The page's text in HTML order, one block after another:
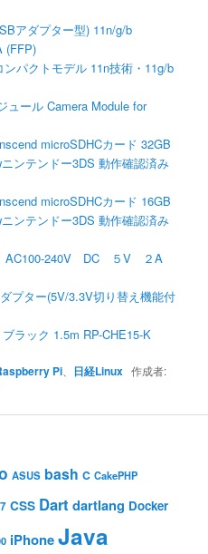
アダプター型) 11n/g/b
(FFP)
パクトモデル 11n技術・11g/b
ュール Camera Module for
microSDHCカード 32GB
ンテンドー3DS 動作確認済み
microSDHCカード 16GB
ンテンドー3DS 動作確認済み
AC100-240V DC ５V ２A
プター(5V/3.3V切り替え機能付
ラック 1.5m RP-CHE15-K
Pi 日経Linux 作成者:
ASUS bash C CakePHP
CSS Dart dartlang Docker
iPhoneJava